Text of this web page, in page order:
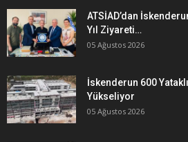
ATSİAD’dan
Yıl Ziyareti…
05 Ağustos 2026
İskenderun 600
Yükseliyor
05 Ağustos 2026